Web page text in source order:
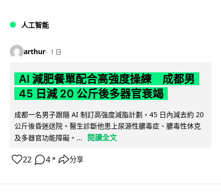
人工智能
arthur 1 日
AI 減肥餐單配合高強度操練 成都男
45 日減 20 公斤後多器官衰竭
成都一名男子跟隨 AI 制訂高強度減脂計劃，45 日內減去約 20
公斤後昏迷送院。醫生診斷他患上尿源性膿毒症、膿毒性休克
及多器官功能障礙。...
閱讀全文
22 4 ↗ 分享